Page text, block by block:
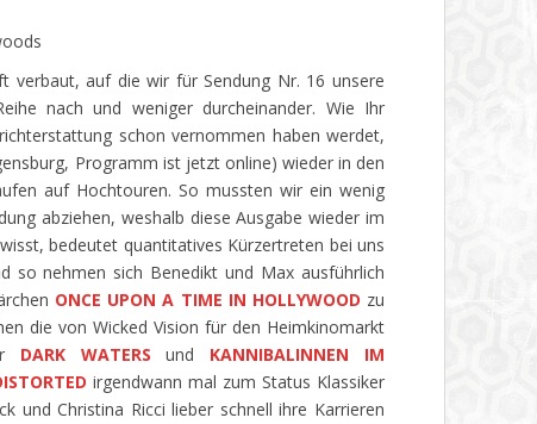
verbaut, auf die wir für Sendung Nr. 16 unsere
nach und weniger durcheinander. Wie Ihr
schon vernommen haben werdet,
Programm ist jetzt online) wieder in den
auf Hochtouren. So mussten wir ein wenig
abziehen, weshalb diese Ausgabe wieder im
bedeutet quantitatives Kürzertreten bei uns
so nehmen sich Benedikt und Max ausführlich
ONCE UPON A TIME IN HOLLYWOOD zu
die von Wicked Vision für den Heimkinomarkt
DARK WATERS und KANNIBALINNEN IM
irgendwann mal zum Status Klassiker
und Christina Ricci lieber schnell ihre Karrieren